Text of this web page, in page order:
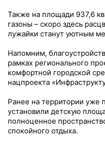
Также на площади 937,6
газоны – скоро здесь
лужайки станут уютным
Напомним,
рамках регионального
комфортной городской
нацпроекта
Ранее на территории уже
установили детскую
полноценное
спокойного отдыха.